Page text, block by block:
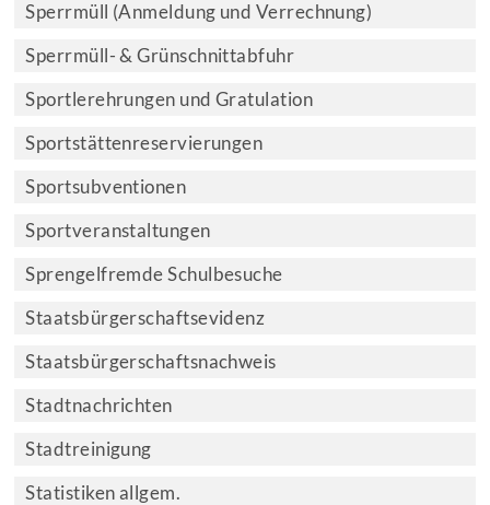
Sperrmüll (Anmeldung und Verrechnung)
Sperrmüll- & Grünschnittabfuhr
Sportlerehrungen und Gratulation
Sportstättenreservierungen
Sportsubventionen
Sportveranstaltungen
Sprengelfremde Schulbesuche
Staatsbürgerschaftsevidenz
Staatsbürgerschaftsnachweis
Stadtnachrichten
Stadtreinigung
Statistiken allgem.